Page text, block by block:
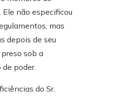
não especificou
mas
depois de seu
sob a
de poder.
do Sr.